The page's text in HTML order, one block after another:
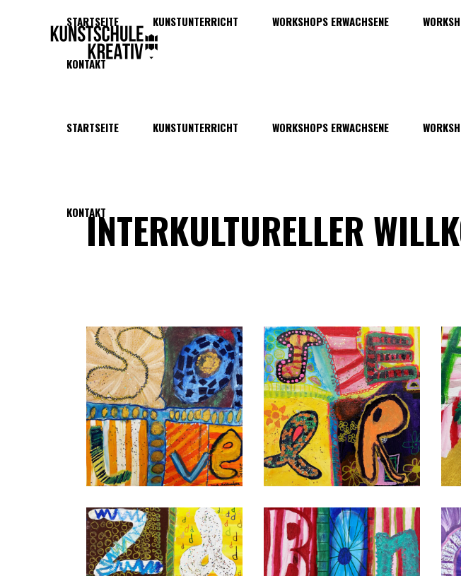
STARTSEITE KUNSTUNTERRICHT WORKSHOPS ERWACHSENE
KONTAKT
STARTSEITE KUNSTUNTERRICHT WORKSHOPS ERWACHSENE
KONTAKT
INTERKULTURELLER